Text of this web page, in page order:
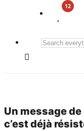
Search
Un message
c’est déjà